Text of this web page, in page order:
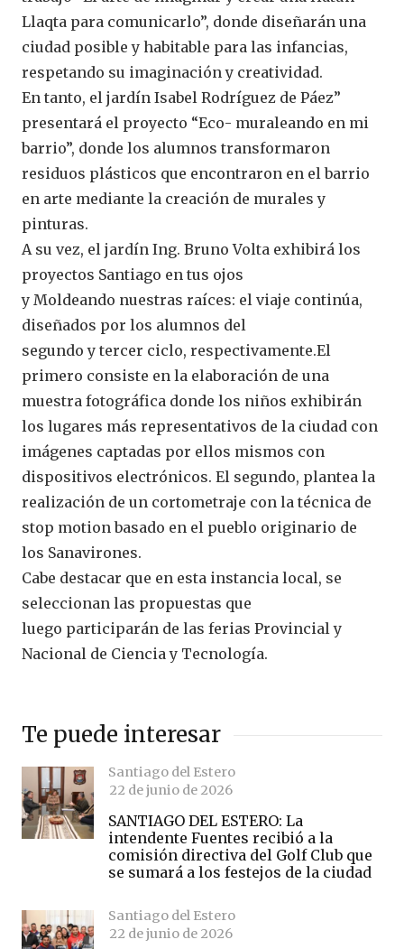
Llaqta para comunicarlo”, donde diseñarán una
ciudad posible y habitable para las infancias,
respetando su imaginación y creatividad.
En tanto, el jardín Isabel Rodríguez de Páez”
presentará el proyecto “Eco- muraleando en mi
barrio”, donde los alumnos transformaron
residuos plásticos que encontraron en el barrio
en arte mediante la creación de murales y
pinturas.
A su vez, el jardín Ing. Bruno Volta exhibirá los
proyectos Santiago en tus ojos
y Moldeando nuestras raíces: el viaje continúa,
diseñados por los alumnos del
segundo y tercer ciclo, respectivamente.El
primero consiste en la elaboración de una
muestra fotográfica donde los niños exhibirán
los lugares más representativos de la ciudad con
imágenes captadas por ellos mismos con
dispositivos electrónicos. El segundo, plantea la
realización de un cortometraje con la técnica de
stop motion basado en el pueblo originario de
los Sanavirones.
Cabe destacar que en esta instancia local, se
seleccionan las propuestas que
luego participarán de las ferias Provincial y
Nacional de Ciencia y Tecnología.
Te puede interesar
Santiago del Estero
22 de junio de 2026
SANTIAGO DEL ESTERO: La
intendente Fuentes recibió a la
comisión directiva del Golf Club que
se sumará a los festejos de la ciudad
Santiago del Estero
22 de junio de 2026